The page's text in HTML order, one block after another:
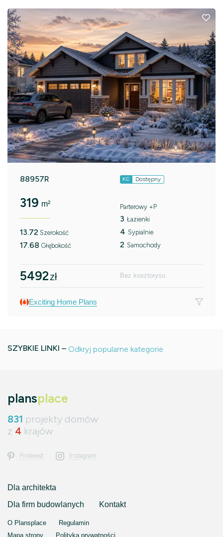
88957R KC Dostępny
319 m²
13.72 Szerokość
17.68 Głębokość
Parterowy +P
3 Łazienki
4 Sypialnie
2 Samochody
5492zł Bez kosztorysu
Exciting Home Plans
SZYBKIE LINKI – Odkryj popularne kategorie
plansplace
831 projekty domów
z 4 krajów
Pinterest Instagram
Dla architekta
Dla firm budowlanych
Kontakt
O Plansplace
Regulamin
Mapa strony
Polityka prywatności